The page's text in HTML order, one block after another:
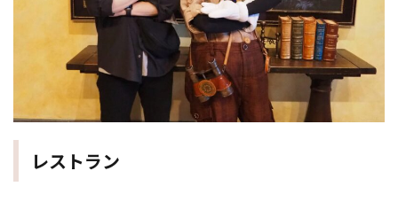
レストラン